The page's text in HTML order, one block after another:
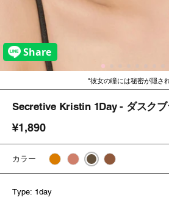
彼女の瞳には秘密が隠さ
Secretive Kristin 1Day - ダスクブ
¥1,890
カラー
Type: 1day